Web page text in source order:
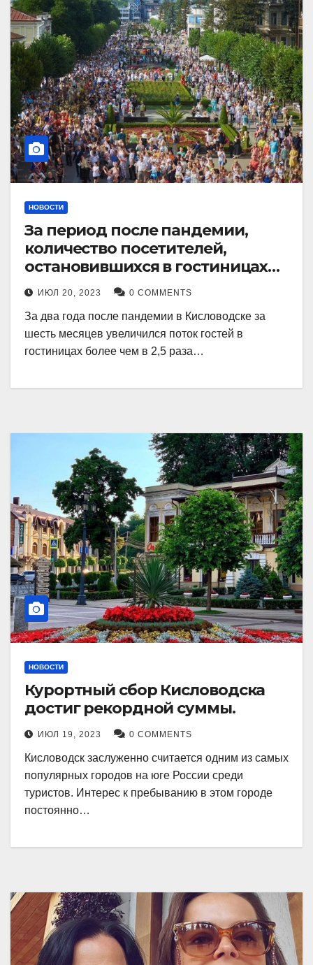
НОВОСТИ
За период после пандемии,
количество посетителей,
остановившихся в гостиницах
Кисловодска, выросло в 2,5 раза.
ИЮЛ 20, 2023 0 COMMENTS
За два года после пандемии в Кисловодске за
шесть месяцев увеличился поток гостей в
гостиницах более чем в 2,5 раза…
НОВОСТИ
Курортный сбор Кисловодска
достиг рекордной суммы.
ИЮЛ 19, 2023 0 COMMENTS
Кисловодск заслуженно считается одним из самых
популярных городов на юге России среди
туристов. Интерес к пребыванию в этом городе
постоянно…